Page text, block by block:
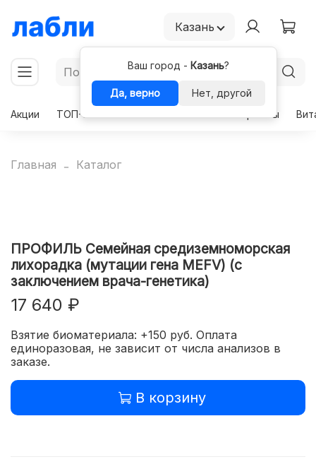
Казань
Ваш город - Казань?
Да, верно
Нет, другой
Акции
ТОП-50 Гормоны
Главная Каталог
ПРОФИЛЬ Семейная средиземноморская
лихорадка (мутации гена MEFV) (с
заключением врача-генетика)
17 640 ₽
Взятие биоматериала: +150 руб. Оплата
единоразовая, не зависит от числа анализов в
заказе.
В корзину